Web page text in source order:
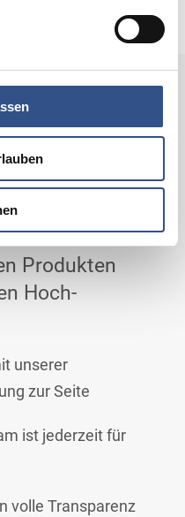
Ihr
unseren
Produkten
Hoch­
unserer
zur Seite
ist jederzeit für
volle Transparenz